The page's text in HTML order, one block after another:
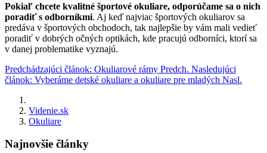
Pokiaľ chcete kvalitné športové okuliare, odporúčame sa o nich
poradiť s odborníkmi. Aj keď najviac športových okuliarov sa
predáva v športových obchodoch, tak najlepšie by vám mali vedieť
poradiť v dobrých očných optikách, kde pracujú odborníci, ktorí sa
v danej problematike vyznajú.
Predchádzajúci článok: Okuliarové rámy Predch. Nasledujúci
článok: Vyberáme detské okuliare a okuliare pre mladých Nasl.
Videnie.sk
Okuliare
Najnovšie články